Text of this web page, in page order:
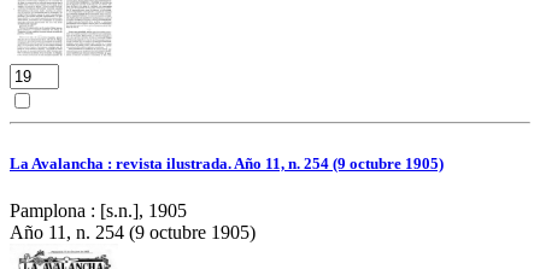
La Avalancha : revista ilustrada. Año 11, n. 254 (9 octubre 1905)
Pamplona : [s.n.], 1905
Año 11, n. 254 (9 octubre 1905)